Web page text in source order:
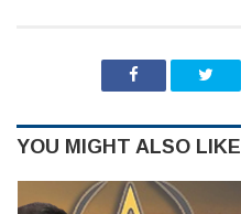
YOU MIGHT ALSO LIKE